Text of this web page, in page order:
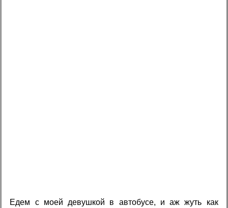
Едем с моей девушкой в автобусе, и аж жуть как